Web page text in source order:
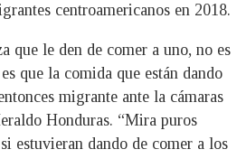
centroamericanos en 2018.
que le den de comer a uno, no es
que la comida que están dando
migrante ante la cámaras
Honduras. “Mira puros
estuvieran dando de comer a los